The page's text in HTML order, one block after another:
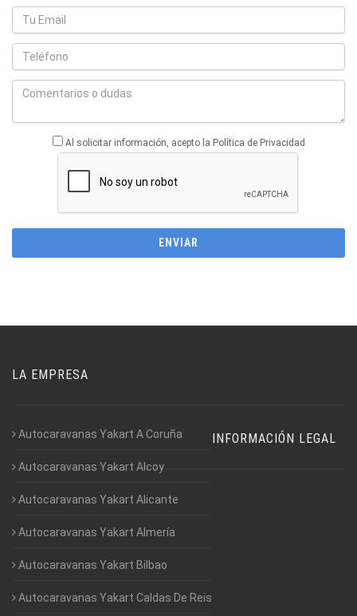
Al solicitar información, acepto la Política de Privacidad
LA EMPRESA
Autocaravanas Yakart A Coruña
Autocaravanas Yakart Alcoy
Autocaravanas Yakart Alicante
Autocaravanas Yakart Almería
Autocaravanas Yakart Bilbao
Autocaravanas Yakart Caldas De Reis
INFORMACIÓN LEGAL